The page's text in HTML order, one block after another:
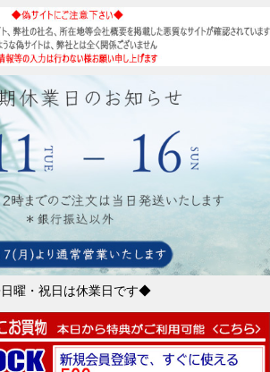
曜・祝日は休業日です◆